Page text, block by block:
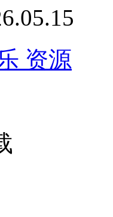
资源